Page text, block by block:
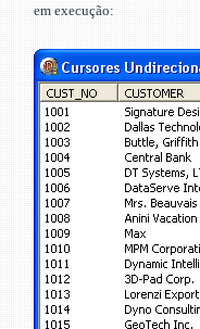
em execução: